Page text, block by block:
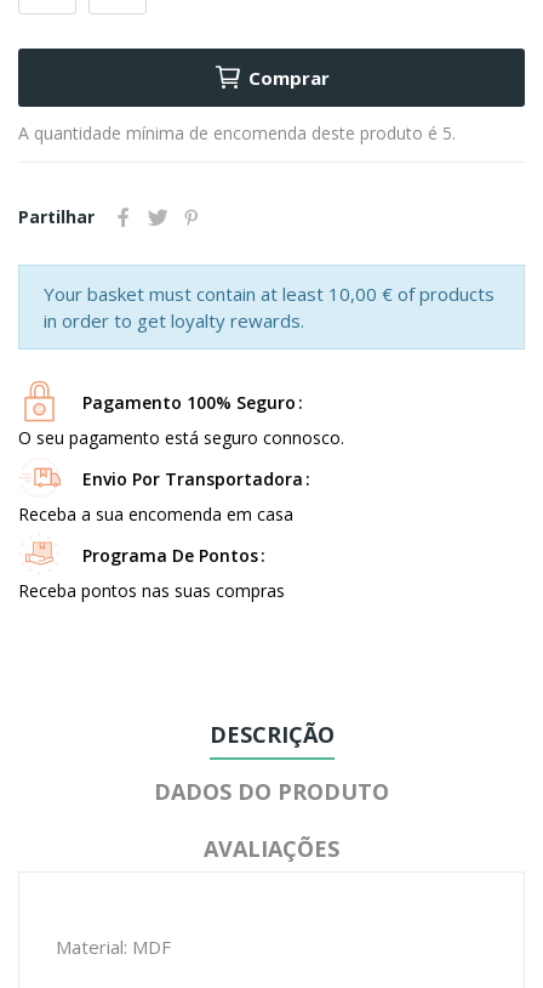
Comprar
A quantidade mínima de encomenda deste produto é 5.
Partilhar
Your basket must contain at least 10,00 € of products
in order to get loyalty rewards.
Pagamento 100% Seguro
O seu pagamento está seguro connosco.
Envio Por Transportadora
Receba a sua encomenda em casa
Programa De Pontos
Receba pontos nas suas compras
DESCRIÇÃO
DADOS DO PRODUTO
AVALIAÇÕES
Material: MDF